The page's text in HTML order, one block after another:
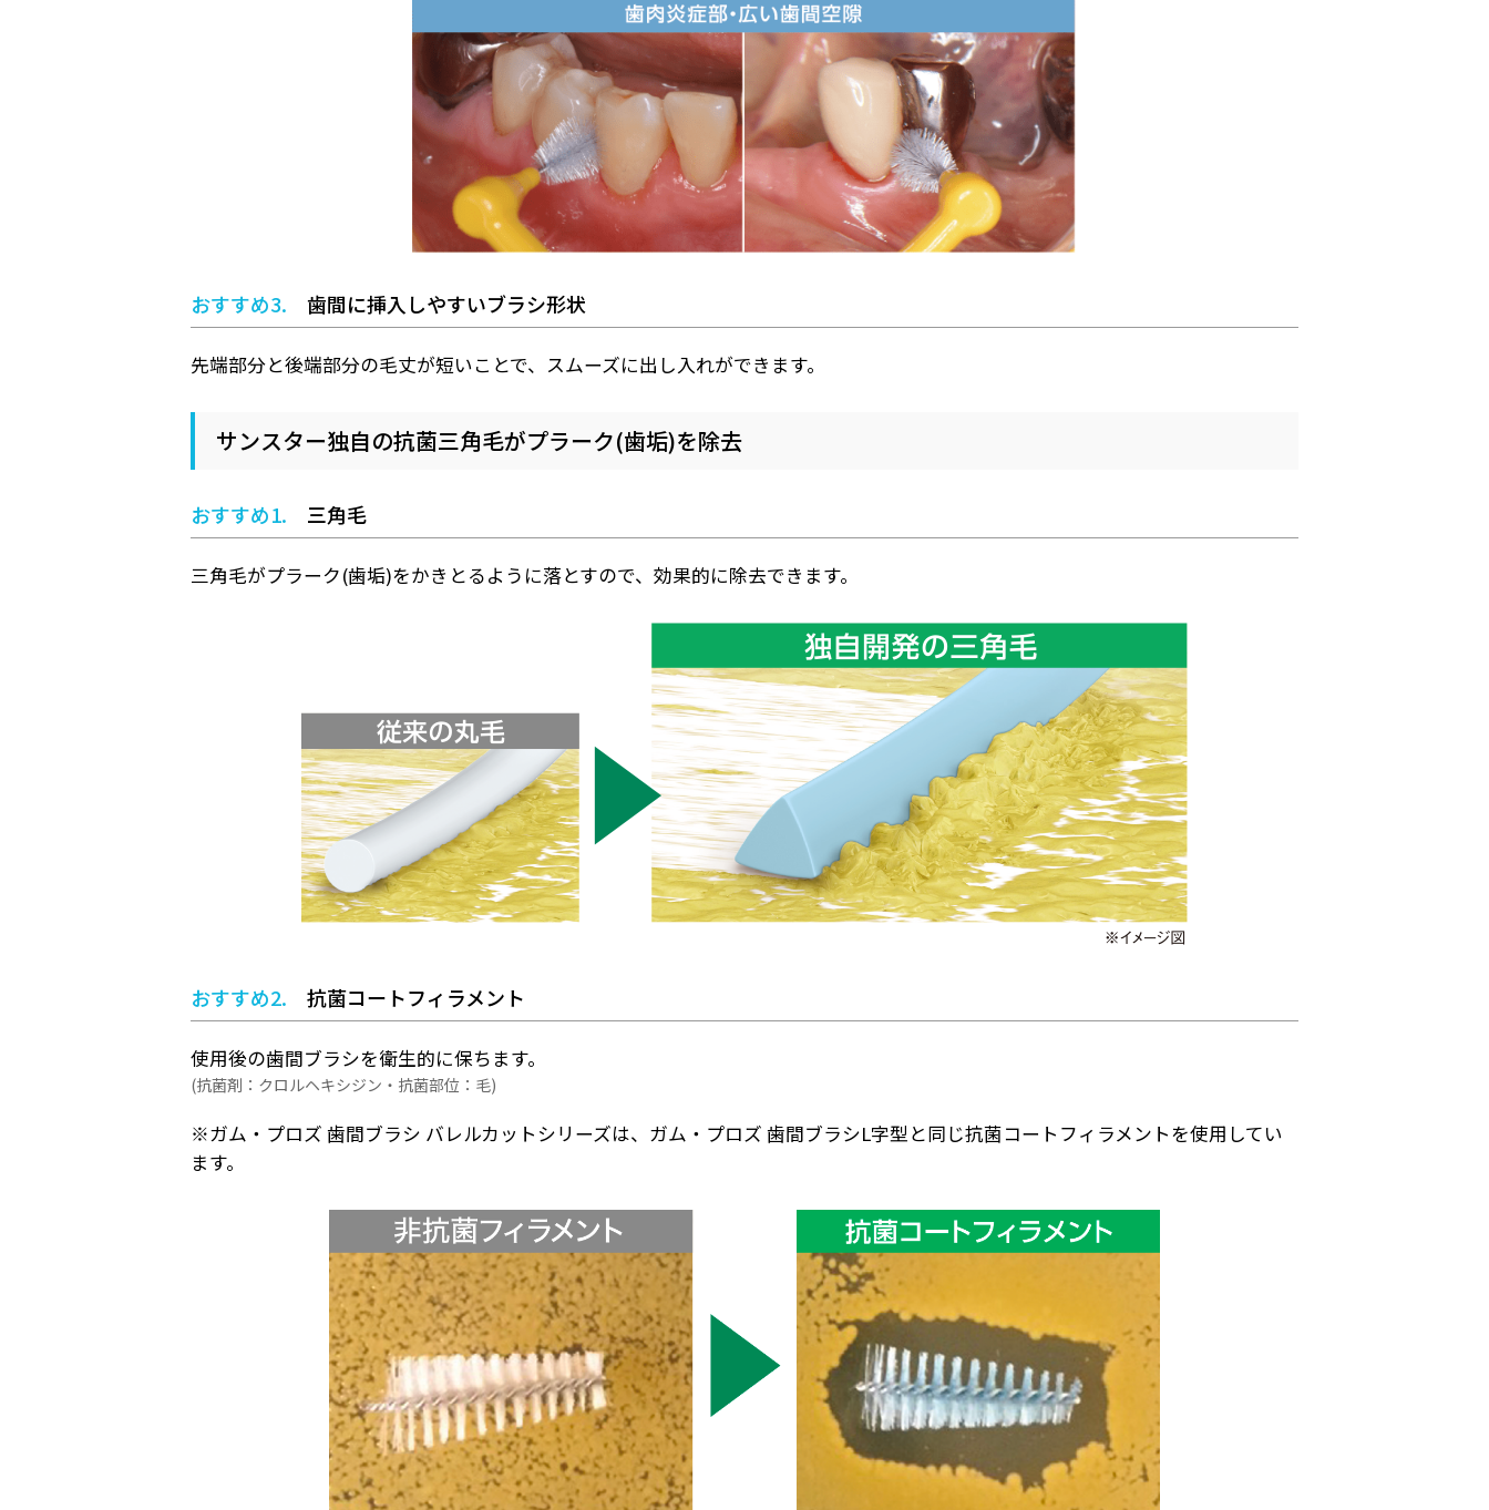
おすすめ3. 歯間に挿入しやすいブラシ形状
先端部分と後端部分の毛丈が短いことで、スムーズに出し入れができます。
サンスター独自の抗菌三角毛がプラーク(歯垢)を除去
おすすめ1. 三角毛
三角毛がプラーク(歯垢)をかきとるように落とすので、効果的に除去できます。
おすすめ2. 抗菌コートフィラメント
使用後の歯間ブラシを衛生的に保ちます。
(抗菌剤：クロルヘキシジン・抗菌部位：毛)
※ガム・プロズ 歯間ブラシ バレルカットシリーズは、ガム・プロズ 歯間ブラシL字型と同じ抗菌コートフィラメントを使用してい
ます。